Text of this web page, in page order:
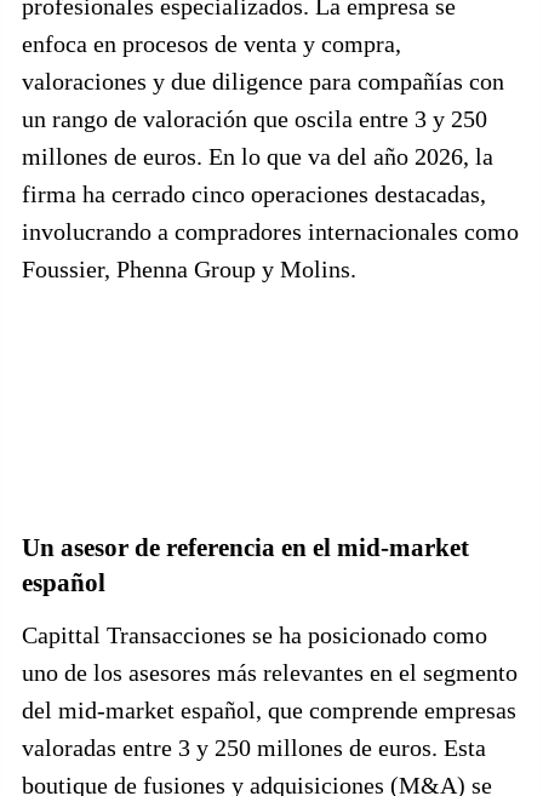
profesionales especializados. La empresa se
enfoca en procesos de venta y compra,
valoraciones y due diligence para compañías con
un rango de valoración que oscila entre 3 y 250
millones de euros. En lo que va del año 2026, la
firma ha cerrado cinco operaciones destacadas,
involucrando a compradores internacionales como
Foussier, Phenna Group y Molins.
Un asesor de referencia en el mid-market
español
Capittal Transacciones se ha posicionado como
uno de los asesores más relevantes en el segmento
del mid-market español, que comprende empresas
valoradas entre 3 y 250 millones de euros. Esta
boutique de fusiones y adquisiciones (M&A) se